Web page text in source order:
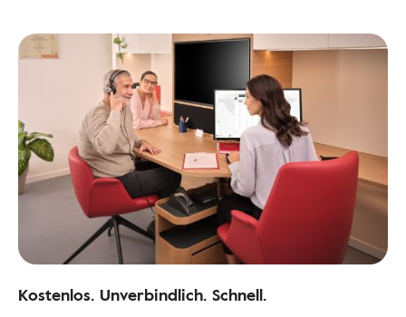
Kostenlos. Unverbindlich. Schnell.